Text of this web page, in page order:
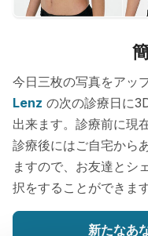
今日三枚の写真をアッ
Lenz の次の診療日に
出来ます。診療前に現
診療後にはご自宅から
ますので、お友達とシ
択をすることができます
新たなあ